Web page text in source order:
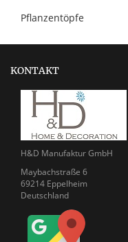
Pflanzentöpfe
KONTAKT
H&D Manufaktur GmbH
Maybachstraße 6
69214 Eppelheim
Deutschland